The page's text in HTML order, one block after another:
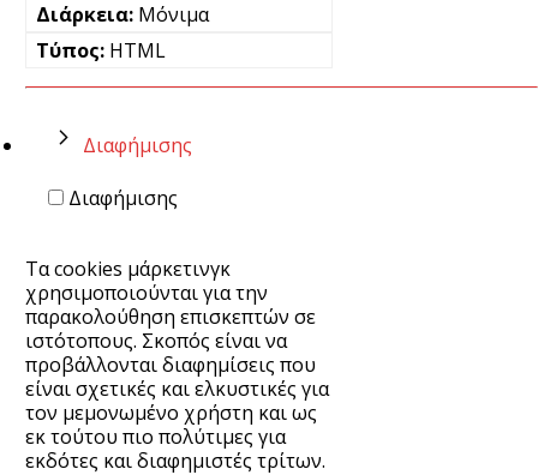
Μόνιμα
HTML
Διαφήμισης
Διαφήμισης
Τα cookies μάρκετινγκ
χρησιμοποιούνται για την
παρακολούθηση επισκεπτών σε
ιστότοπους. Σκοπός είναι να
προβάλλονται διαφημίσεις που
είναι σχετικές και ελκυστικές για
τον μεμονωμένο χρήστη και ως
εκ τούτου πιο πολύτιμες για
εκδότες και διαφημιστές τρίτων.